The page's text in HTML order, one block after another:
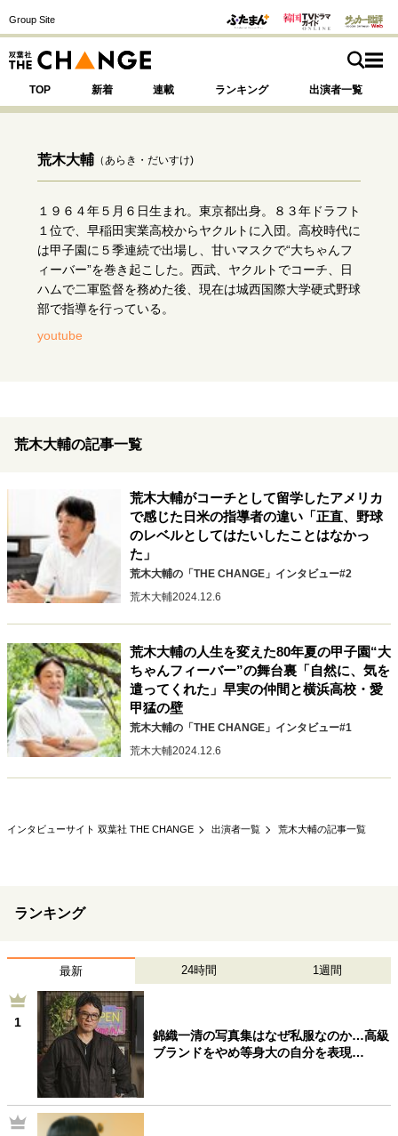
Group Site
TOP 新着 連載 ランキング 出演者一覧
注目の記事テーマで探す
サイトの核・哲学
運命を変えた出会い 決断の裏側
挫折からの再起
未知への挑戦
プロフェッショナルの矜持
表現者の葛藤
セカンドキャリアの描き方
大人の学び直し
経営・ビジネス
リーダーの流儀 変革の原動力
次世代へのバトン
トップが描く未来
マインドセット
重圧との向き合い方 一流のルーティン
20代の現在地
忘れられない言葉
10代・20代の土台
パートナーとの歩み方
親になるということ
70代のグランドデザイン
社会・カルチャー・マネー
地域とつながる/お金との付き合い方
荒木大輔 （あらき・だいすけ)
１９６４年５月６日生まれ。東京都出身。８３年ドラフト
１位で、早稲田実業高校からヤクルトに入団。高校時代に
は甲子園に５季連続で出場し、甘いマスクで“大ちゃんフ
ィーバー”を巻き起こした。西武、ヤクルトでコーチ、日
ハムで二軍監督を務めた後、現在は城西国際大学硬式野球
部で指導を行っている。
youtube
荒木大輔の記事一覧
荒木大輔がコーチとして留学したアメリカ
で感じた日米の指導者の違い「正直、野球
のレベルとしてはたいしたことはなかっ
た」
荒木大輔の「THE CHANGE」インタビュー#2
荒木大輔2024.12.6
荒木大輔の人生を変えた80年夏の甲子園“大
ちゃんフィーバー”の舞台裏「自然に、気を
遣ってくれた」早実の仲間と横浜高校・愛
甲猛の壁
荒木大輔の「THE CHANGE」インタビュー#1
荒木大輔2024.12.6
インタビューサイト 双葉社 THE CHANGE 出演者一覧 荒木大輔の記事一覧
ランキング
最新 24時間 1週間
1
錦織一清の写真集はなぜ私服なのか…高級
ブランドをやめ等身大の自分を表現…